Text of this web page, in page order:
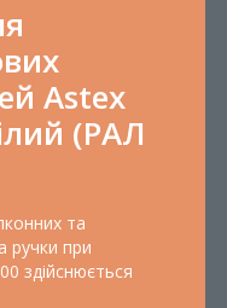
Astex
(РАЛ
та
ручки при
здійснюється